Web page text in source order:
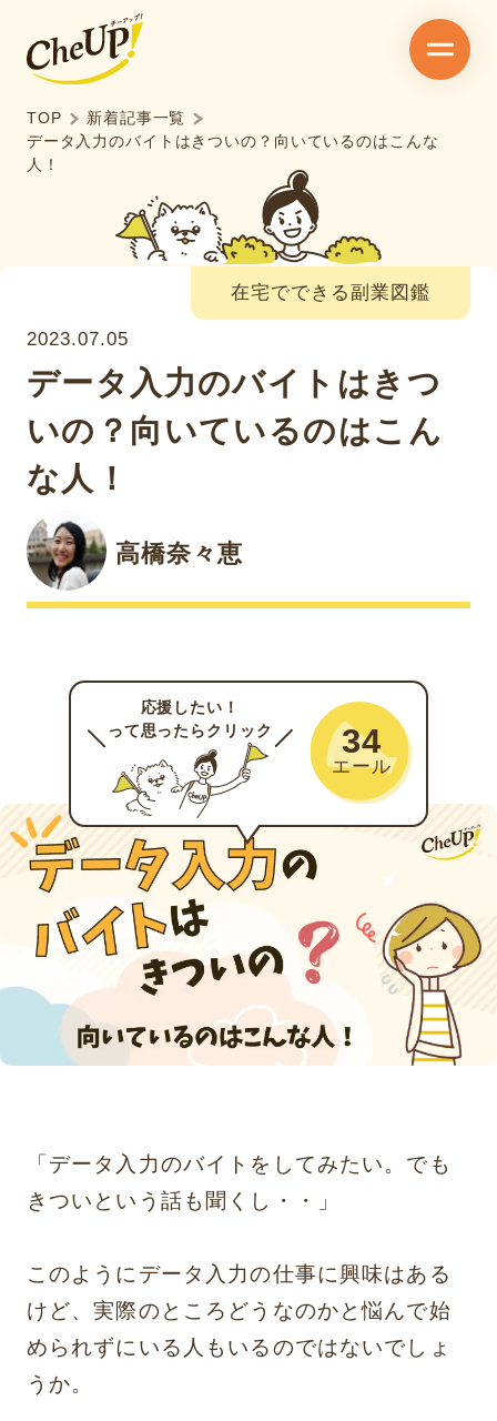
TOP
新着記事一覧
データ入力のバイトはきついの？向いているのはこんな
人！
在宅でできる副業図鑑
2023.07.05
データ入力のバイトはきつ
いの？向いているのはこん
な人！
高橋奈々恵
応援したい！
って思ったらクリック
34
エール
「データ入力のバイトをしてみたい。でも
きついという話も聞くし・・」
このようにデータ入力の仕事に興味はある
けど、実際のところどうなのかと悩んで始
められずにいる人もいるのではないでしょ
うか。